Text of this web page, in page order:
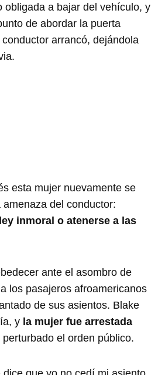
obligada a bajar del vehículo, y
de abordar la puerta
arrancó, dejándola
esta mujer nuevamente se
del conductor:
inmoral o atenerse a las
ante el asombro de
los pasajeros afroamericanos
de sus asientos. Blake
y la mujer fue arrestada
el orden público.